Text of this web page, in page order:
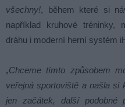
všechny!, během které si
například kruhové tréninky,
dráhu i moderní herní systém
„Chceme tímto způsobem
veřejná sportoviště a našla si
jen začátek, další podobné